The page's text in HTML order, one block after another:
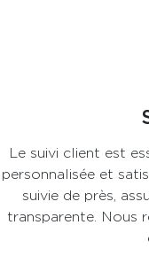
Le suivi client est
personnalisée et
suivie de près,
transparente. Nous